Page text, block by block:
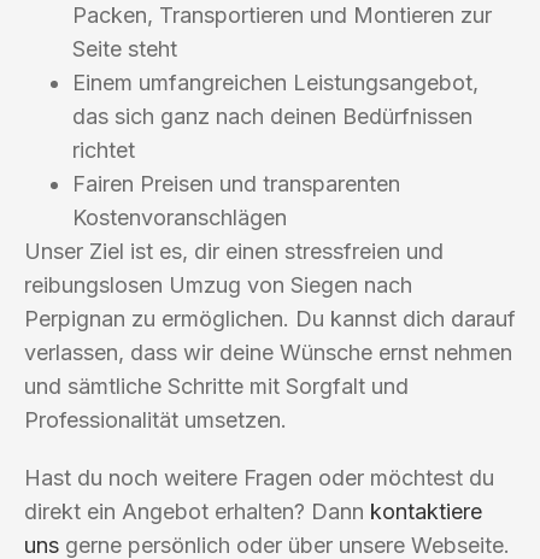
Packen, Transportieren und Montieren zur
Seite steht
Einem umfangreichen Leistungsangebot,
das sich ganz nach deinen Bedürfnissen
richtet
Fairen Preisen und transparenten
Kostenvoranschlägen
Unser Ziel ist es, dir einen stressfreien und
reibungslosen Umzug von Siegen nach
Perpignan zu ermöglichen. Du kannst dich darauf
verlassen, dass wir deine Wünsche ernst nehmen
und sämtliche Schritte mit Sorgfalt und
Professionalität umsetzen.
Hast du noch weitere Fragen oder möchtest du
direkt ein Angebot erhalten? Dann kontaktiere
uns gerne persönlich oder über unsere Webseite.